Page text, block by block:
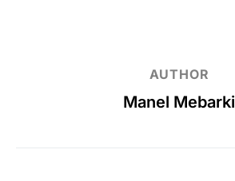
AUTHOR
Manel Mebarki